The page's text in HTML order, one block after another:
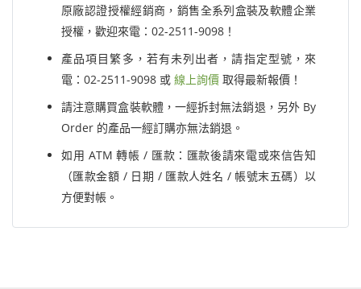
原廠認證授權經銷商，銷售全系列盒裝及軟體企業
授權，歡迎來電：02-2511-9098！
產品項目繁多，若有未列出者，請指定型號，來
電：02-2511-9098 或 線上詢價 取得最新報價！
請注意購買盒裝軟體，一經拆封無法銷退，另外 By
Order 的產品一經訂購亦無法銷退。
如用 ATM 轉帳 / 匯款：匯款後請來電或來信告知
（匯款金額 / 日期 / 匯款人姓名 / 帳號末五碼）以
方便對帳。